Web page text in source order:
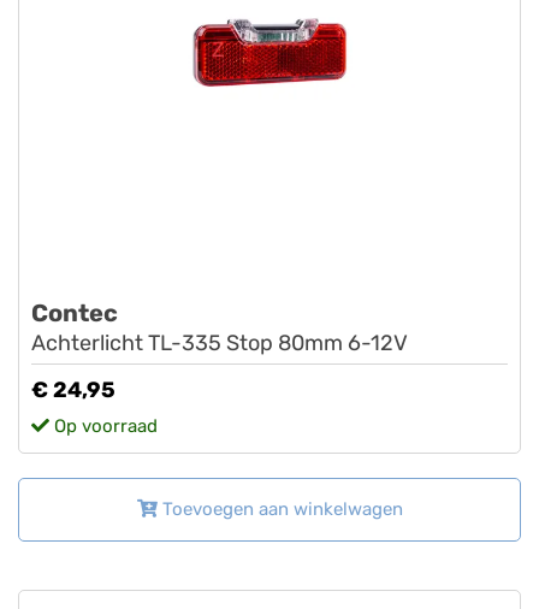
Contec
Achterlicht TL-335 Stop 80mm 6-12V
€ 24,95
Op voorraad
Toevoegen aan winkelwagen